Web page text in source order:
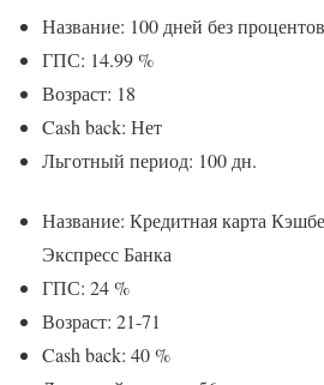
Название: 100 дней без
ГПС: 14.99 %
Возраст: 18
Cash back: Нет
Льготный период: 100 дн.
Название: Кредитная карта
Экспресс Банка
ГПС: 24 %
Возраст: 21-71
Cash back: 40 %